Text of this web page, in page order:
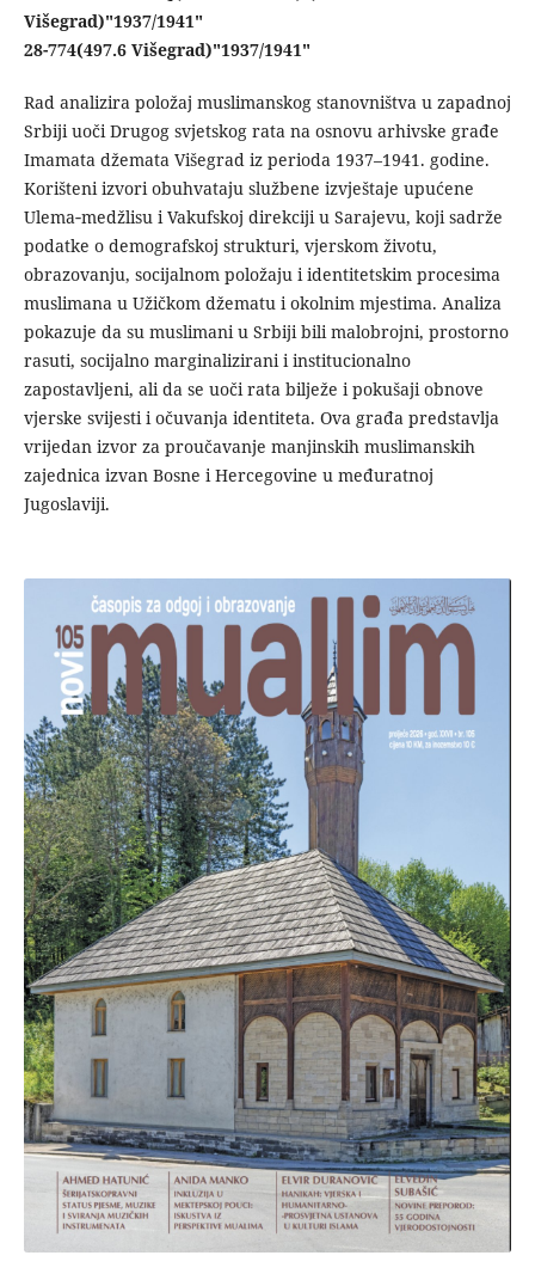
Višegrad)"1937/1941"
28-774(497.6 Višegrad)"1937/1941"
Rad analizira položaj muslimanskog stanovništva u zapadnoj
Srbiji uoči Drugog svjetskog rata na osnovu arhivske građe
Imamata džemata Višegrad iz perioda 1937–1941. godine.
Korišteni izvori obuhvataju službene izvještaje upućene
Ulema‑medžlisu i Vakufskoj direkciji u Sarajevu, koji sadrže
podatke o demografskoj strukturi, vjerskom životu,
obrazovanju, socijalnom položaju i identitetskim procesima
muslimana u Užičkom džematu i okolnim mjestima. Analiza
pokazuje da su muslimani u Srbiji bili malobrojni, prostorno
rasuti, socijalno marginalizirani i institucionalno
zapostavljeni, ali da se uoči rata bilježe i pokušaji obnove
vjerske svijesti i očuvanja identiteta. Ova građa predstavlja
vrijedan izvor za proučavanje manjinskih muslimanskih
zajednica izvan Bosne i Hercegovine u međuratnoj
Jugoslaviji.